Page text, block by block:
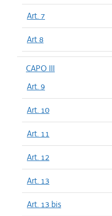
Art. 7
Art 8
CAPO III
Art. 9
Art. 10
Art. 11
Art. 12
Art. 13
Art. 13 bis